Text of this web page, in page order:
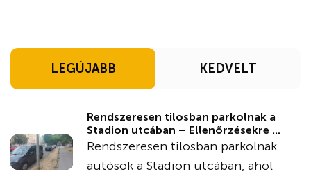
LEGÚJABB KEDVELT
Rendszeresen tilosban parkolnak a
Stadion utcában – Ellenőrzésekre ...
Rendszeresen tilosban parkolnak
autósok a Stadion utcában, ahol